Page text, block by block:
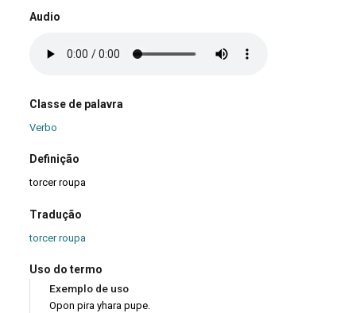
Audio
Classe de palavra
Verbo
Definição
torcer roupa
Tradução
torcer roupa
Uso do termo
Exemplo de uso
Opon pira yhara pupe.